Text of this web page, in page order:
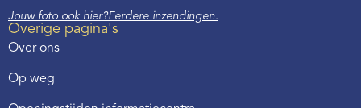
Jouw foto ook hier?Eerdere inzendingen.
Overige pagina's
Over ons
Op weg